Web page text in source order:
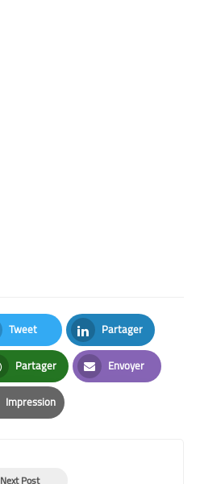
Tweet
Twitter
Partager
LinkedIn
Partager
Whatsapp
Envoyer
Email
Impression
Print
Next Post